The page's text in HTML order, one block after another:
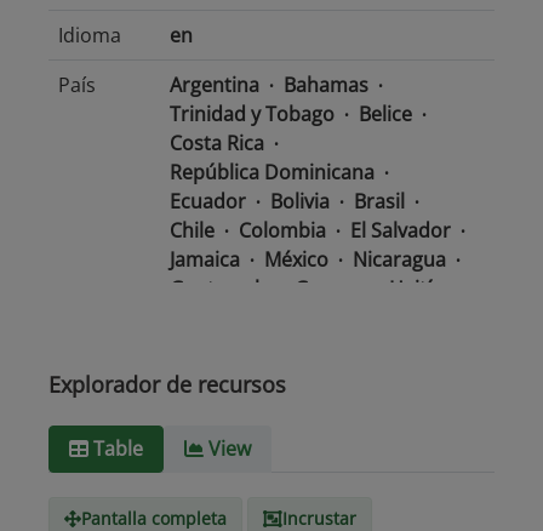
Idioma
en
País
Argentina
Bahamas
Trinidad y Tobago
Belice
Costa Rica
República Dominicana
Ecuador
Bolivia
Brasil
Chile
Colombia
El Salvador
Jamaica
México
Nicaragua
Guatemala
Guyana
Haití
Barbados
Paraguay
Tipo de
text/csv
Explorador de recursos
Table View
Pantalla completa
Incrustar